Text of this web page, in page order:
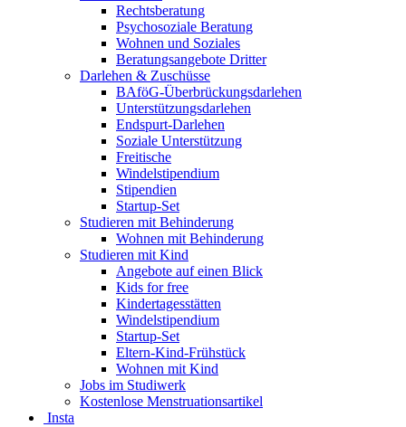
Rechtsberatung
Psychosoziale Beratung
Wohnen und Soziales
Beratungsangebote Dritter
Darlehen & Zuschüsse
BAföG-Überbrückungsdarlehen
Unterstützungsdarlehen
Endspurt-Darlehen
Soziale Unterstützung
Freitische
Windelstipendium
Stipendien
Startup-Set
Studieren mit Behinderung
Wohnen mit Behinderung
Studieren mit Kind
Angebote auf einen Blick
Kids for free
Kindertagesstätten
Windelstipendium
Startup-Set
Eltern-Kind-Frühstück
Wohnen mit Kind
Jobs im Studiwerk
Kostenlose Menstruationsartikel
Insta